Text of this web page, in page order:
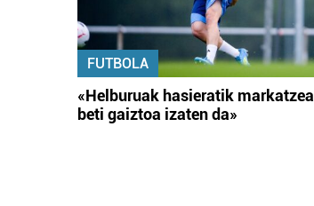
FUTBOLA
«Helburuak hasieratik markatzea
beti gaiztoa izaten da»